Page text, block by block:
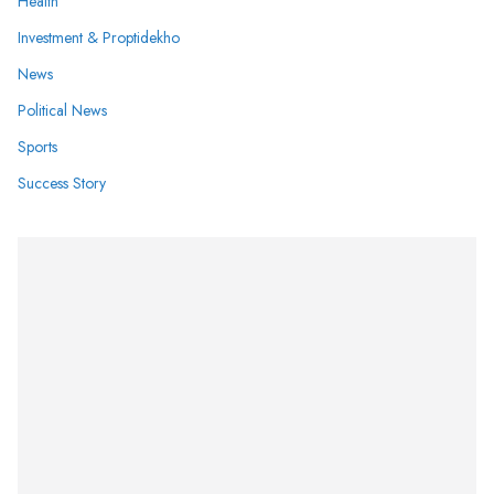
Investment & Proptidekho
News
Political News
Sports
Success Story